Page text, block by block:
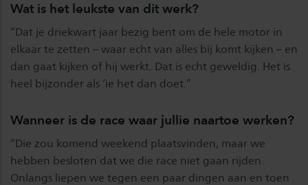
Wat is het leukste van dit werk?
“Dat je driekwart jaar bezig bent om de hele motor in
elkaar te zetten – waar echt van alles bij komt kijken – en
dan gaat kijken of hij werkt. Dat is echt geweldig. Het is
heel bijzonder als ‘ie het dan doet.”
Wanneer is de race waar jullie naartoe werken?
“Die zou komend weekend plaatsvinden, maar we
hebben besloten dat we die race niet gaan rijden.
Onlangs liepen we tegen een paar dingen aan en toen